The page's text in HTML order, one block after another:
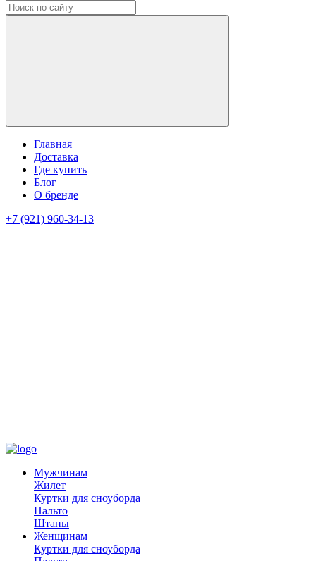
Главная
Доставка
Где купить
Блог
О бренде
+7 (921) 960-34-13
Мужчинам
Жилет
Куртки для сноуборда
Пальто
Штаны
Женщинам
Куртки для сноуборда